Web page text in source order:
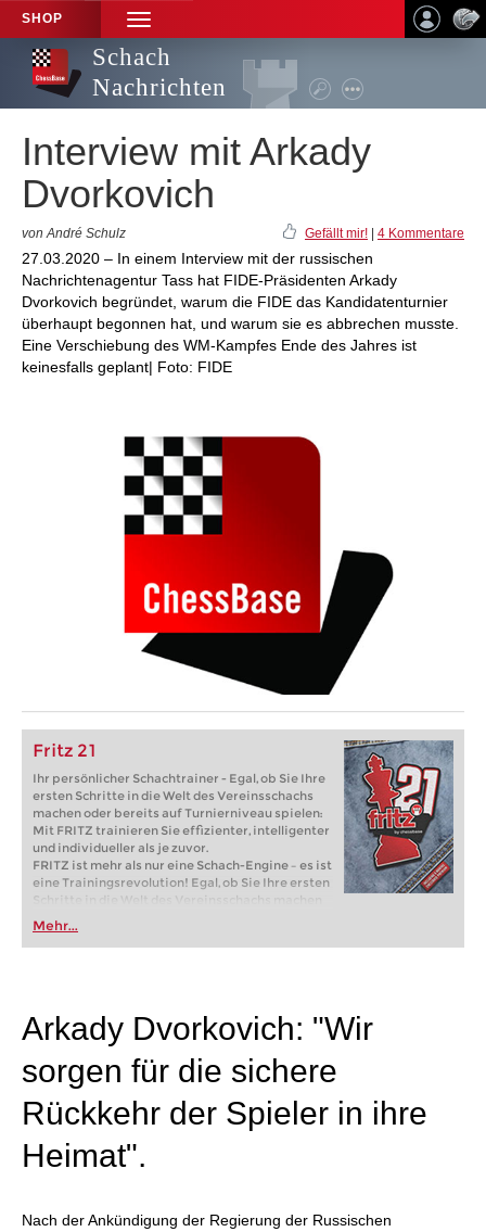
SHOP
TOGGLE
NAVIGATION
Schach
Nachrichten
Interview mit Arkady
Dvorkovich
von André Schulz Gefällt mir! 4 Kommentare
27.03.2020 – In einem Interview mit der russischen
Nachrichtenagentur Tass hat FIDE-Präsidenten Arkady
Dvorkovich begründet, warum die FIDE das Kandidatenturnier
überhaupt begonnen hat, und warum sie es abbrechen musste.
Eine Verschiebung des WM-Kampfes Ende des Jahres ist
keinesfalls geplant| Foto: FIDE
Fritz 21
Ihr persönlicher Schachtrainer - Egal, ob Sie Ihre
ersten Schritte in die Welt des Vereinsschachs
machen oder bereits auf Turnierniveau spielen:
Mit FRITZ trainieren Sie effizienter, intelligenter
und individueller als je zuvor.
FRITZ ist mehr als nur eine Schach-Engine – es ist
eine Trainingsrevolution! Egal, ob Sie Ihre ersten
Schritte in die Welt des Vereinsschachs machen
oder bereits auf Turnierniveau spielen: Mit
FRITZ trainieren Sie effizienter, intelligenter und
individueller als je zuvor.
Mehr...
Arkady Dvorkovich: "Wir
sorgen für die sichere
Rückkehr der Spieler in ihre
Heimat".
Nach der Ankündigung der Regierung der Russischen